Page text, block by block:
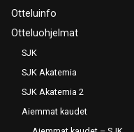
Otteluinfo
Otteluohjelmat
SJK
SJK Akatemia
SJK Akatemia 2
Aiemmat kaudet